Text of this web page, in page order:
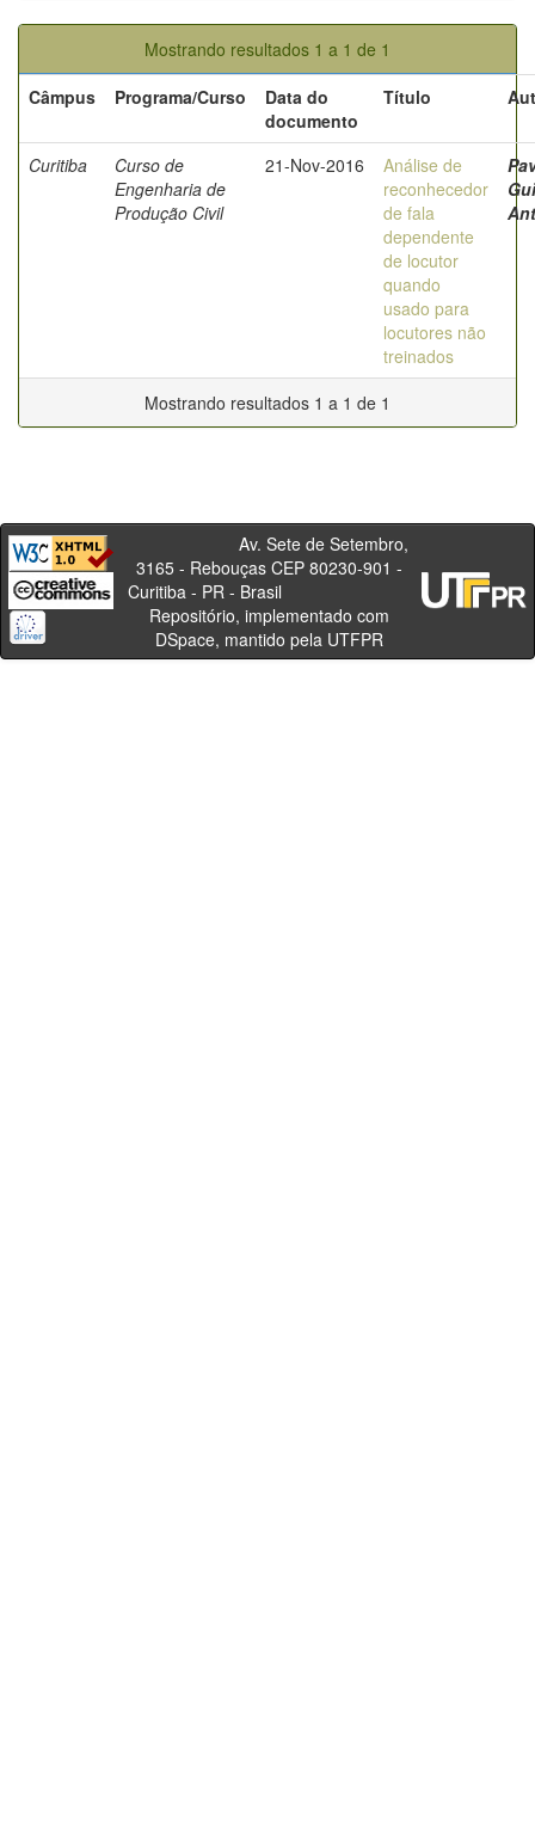
Mostrando resultados 1 a 1 de 1
Câmpus
Programa/Curso
Data do
documento
Título
Curitiba
Curso de
Engenharia de
Produção Civil
21-Nov-2016
Análise de
reconhecedor
de fala
dependente
de locutor
quando
usado para
locutores não
treinados
Mostrando resultados 1 a 1 de 1
Av. Sete de Setembro,
3165 - Rebouças CEP 80230-901 -
Curitiba - PR - Brasil
Repositório, implementado com
DSpace, mantido pela UTFPR